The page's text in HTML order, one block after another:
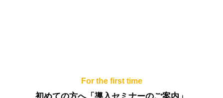
For the first time